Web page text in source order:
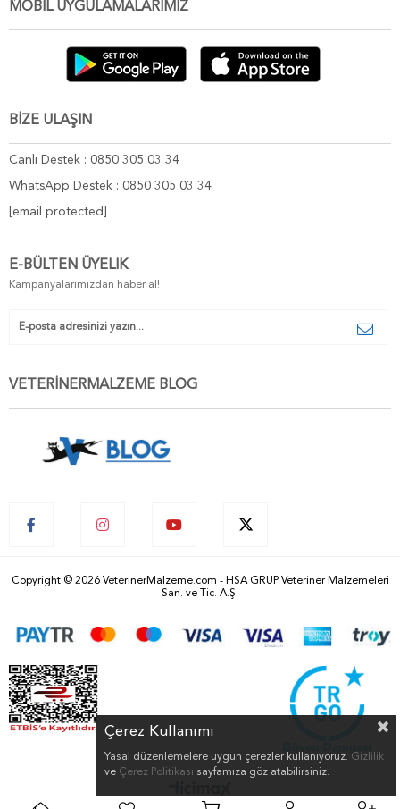
MOBİL UYGULAMALARIMIZ
BİZE ULAŞIN
Canlı Destek : 0850 305 03 34
WhatsApp Destek : 0850 305 03 34
[email protected]
E-BÜLTEN ÜYELIK
Kampanyalarımızdan haber al!
VETERİNERMALZEME BLOG
Copyright © 2026 VeterinerMalzeme.com - HSA GRUP Veteriner Malzemeleri
San. ve Tic. A.Ş.
Çerez Kullanımı
Yasal düzenlemelere uygun çerezler kullanıyoruz. Gizlilik
ve Çerez Politikası sayfamıza göz atabilirsiniz.